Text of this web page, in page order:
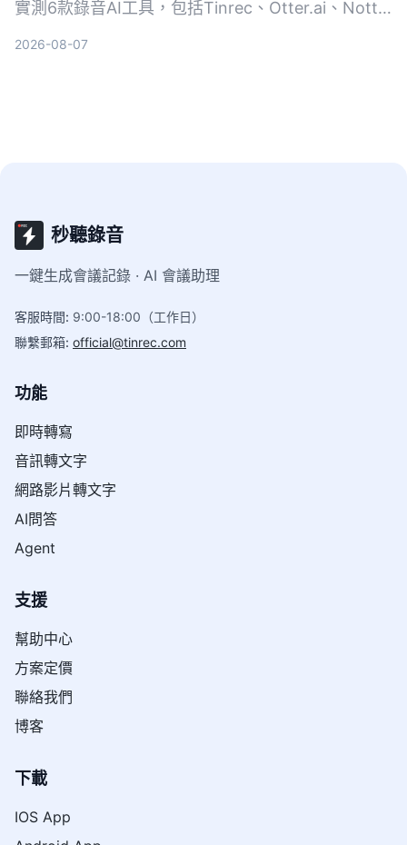
實測6款錄音AI工具，包括Tinrec、Otter.ai、Notta
2026-08-07
秒聽錄音
一鍵生成會議記錄 · AI 會議助理
客服時間: 9:00-18:00（工作日）
聯繫郵箱: official@tinrec.com
功能
即時轉寫
音訊轉文字
網路影片轉文字
AI問答
Agent
支援
幫助中心
方案定價
聯絡我們
博客
下載
IOS App